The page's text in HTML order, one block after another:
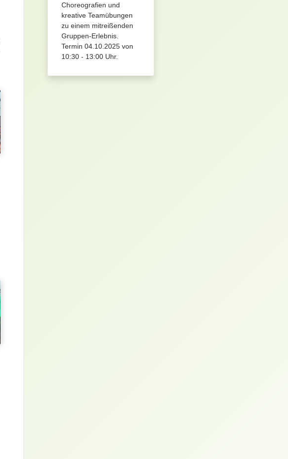
Choreografien und
kreative Teamübungen
zu einem mitreißenden
Gruppen-Erlebnis.
Termin 04.10.2025 von
10:30 - 13:00 Uhr.